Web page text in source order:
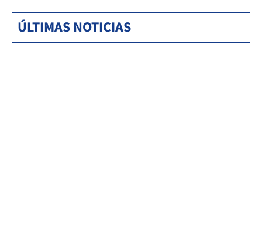
ÚLTIMAS NOTICIAS